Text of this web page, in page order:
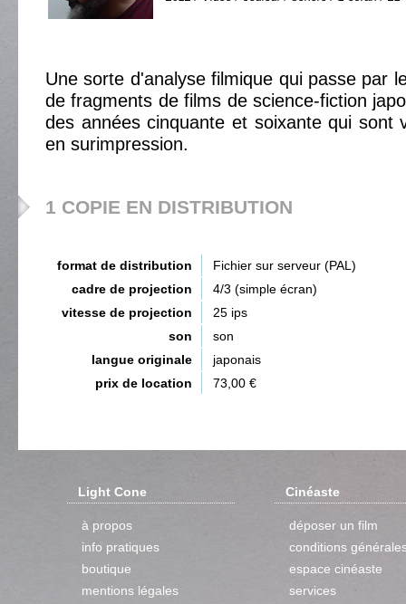
Une sorte d'analyse filmique qui passe par
de fragments de films de science-fiction
des années cinquante et soixante qui sont
en surimpression.
1 COPIE EN DISTRIBUTION
format de distribution
Fichier sur serveur (PAL)
cadre de projection
4/3 (simple écran)
vitesse de projection
25 ips
son
son
langue originale
japonais
prix de location
73,00 €
Light Cone
à propos
info pratiques
boutique
mentions légales
Cinéaste
déposer un film
conditions
espace cinéaste
services